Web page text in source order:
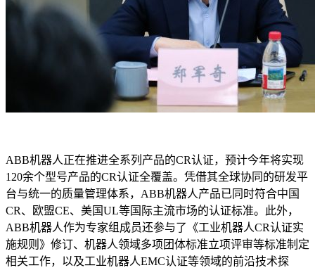
ABB机器人正在推进全系列产品的CR认证，预计今年将实现
120余个型号产品的CR认证全覆盖。凭借其全球协同的研发平
台与统一的质量管理体系，ABB机器人产品已同时符合中国
CR、欧盟CE、美国UL等国际主流市场的认证标准。此外，
ABB机器人作为专家组成员还参与了《工业机器人CR认证实
施规则》修订、机器人领域多项团体标准立项评审等标准制定
相关工作，以及工业机器人EMC认证等领域的前沿技术探